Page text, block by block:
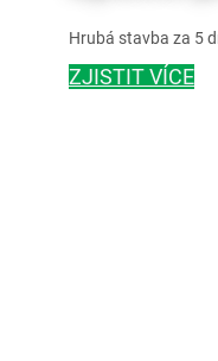
Hrubá stavba za 5
ZJISTIT VÍCE